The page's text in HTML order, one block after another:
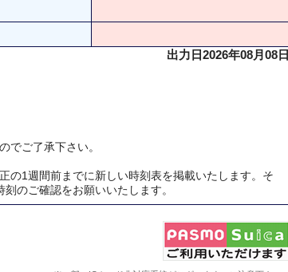
出力日2026年08月08日
ご了承下さい。
の1週間前までに新しい時刻表を掲載いたします。そ
のご確認をお願いいたします。